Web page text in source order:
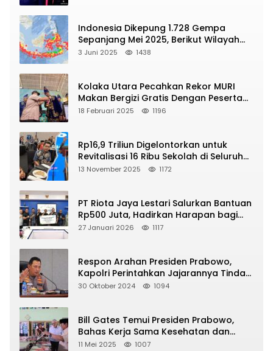
Indonesia Dikepung 1.728 Gempa
Sepanjang Mei 2025, Berikut Wilayah
Yang Intens Diguncang!
3 Juni 2025 1438
Kolaka Utara Pecahkan Rekor MURI
Makan Bergizi Gratis Dengan Peserta
Terbanyak
18 Februari 2025 1196
Rp16,9 Triliun Digelontorkan untuk
Revitalisasi 16 Ribu Sekolah di Seluruh
Indonesia
13 November 2025 1172
PT Riota Jaya Lestari Salurkan Bantuan
Rp500 Juta, Hadirkan Harapan bagi
Korban Bencana di Sumatera
27 Januari 2026 1117
Respon Arahan Presiden Prabowo,
Kapolri Perintahkan Jajarannya Tindak
Tegas Pelaku Judi Online
30 Oktober 2024 1094
Bill Gates Temui Presiden Prabowo,
Bahas Kerja Sama Kesehatan dan
Program Makan Bergizi Gratis
11 Mei 2025 1007